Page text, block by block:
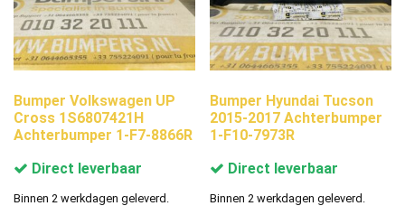
Bumper Volkswagen UP
Cross 1S6807421H
Achterbumper 1-F7-8866R
Direct leverbaar
Binnen 2 werkdagen geleverd.
Bumper Hyundai Tucson
2015-2017 Achterbumper
1-F10-7973R
Direct leverbaar
Binnen 2 werkdagen geleverd.